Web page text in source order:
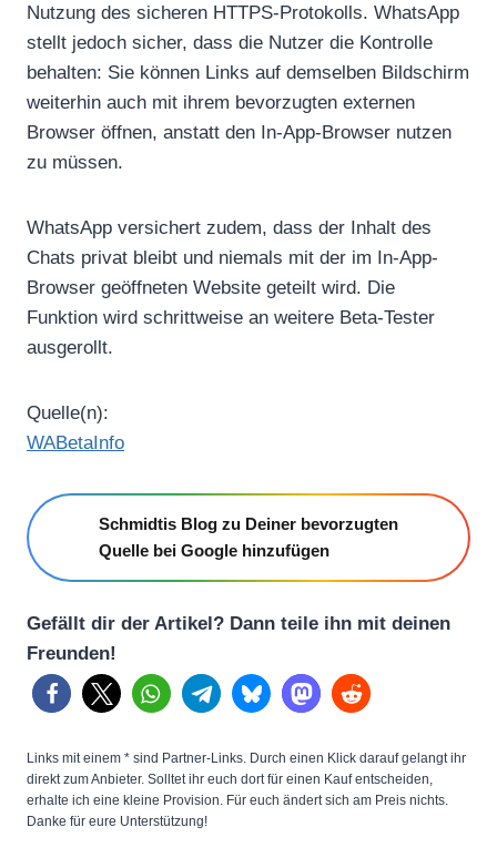
Nutzung des sicheren HTTPS-Protokolls. WhatsApp
stellt jedoch sicher, dass die Nutzer die Kontrolle
behalten: Sie können Links auf demselben Bildschirm
weiterhin auch mit ihrem bevorzugten externen
Browser öffnen, anstatt den In-App-Browser nutzen
zu müssen.
WhatsApp versichert zudem, dass der Inhalt des
Chats privat bleibt und niemals mit der im In-App-
Browser geöffneten Website geteilt wird. Die
Funktion wird schrittweise an weitere Beta-Tester
ausgerollt.
Quelle(n):
WABetaInfo
Schmidtis Blog zu Deiner bevorzugten
Quelle bei Google hinzufügen
Gefällt dir der Artikel? Dann teile ihn mit deinen
Freunden!
Links mit einem * sind Partner-Links. Durch einen Klick darauf gelangt ihr
direkt zum Anbieter. Solltet ihr euch dort für einen Kauf entscheiden,
erhalte ich eine kleine Provision. Für euch ändert sich am Preis nichts.
Danke für eure Unterstützung!